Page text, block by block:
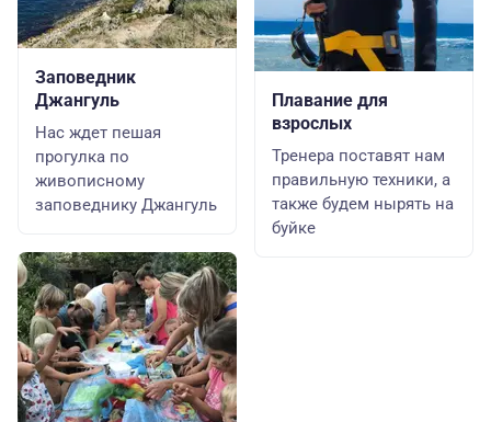
Заповедник
Джангуль
Нас ждет пешая
прогулка по
живописному
заповеднику Джангуль
Плавание для
взрослых
Тренера поставят нам
правильную техники, а
также будем нырять на
буйке